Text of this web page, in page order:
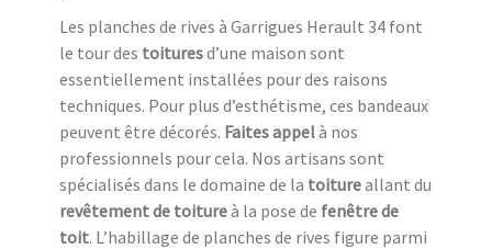
Les planches de rives à Garrigues Herault 34 font
le tour des toituresd’une maison sont
essentiellement installées pour des raisons
techniques. Pour plus d’esthétisme, ces bandeaux
peuvent être décorés. Faites appelà nos
professionnels pour cela. Nos artisans sont
spécialisés dans le domaine de la toitureallant du
revêtement de toitureà la pose de fenêtre de
toit. L’habillage de planches de rives figure parmi